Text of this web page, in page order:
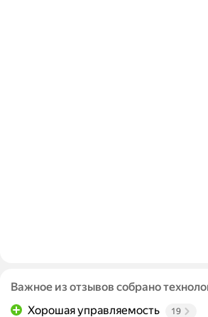
Важное из отзывов собрано
Хорошая управляемость
19